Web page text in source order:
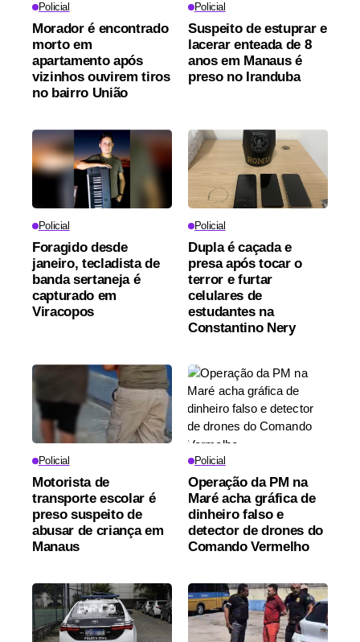
Policial
Morador é encontrado
morto em
apartamento após
vizinhos ouvirem tiros
no bairro União
Policial
Suspeito de estuprar e
lacerar enteada de 8
anos em Manaus é
preso no Iranduba
Policial
Foragido desde
janeiro, tecladista de
banda sertaneja é
capturado em
Viracopos
Policial
Dupla é caçada e
presa após tocar o
terror e furtar
celulares de
estudantes na
Constantino Nery
Policial
Motorista de
transporte escolar é
preso suspeito de
abusar de criança em
Manaus
Policial
Operação da PM na
Maré acha gráfica de
dinheiro falso e
detector de drones do
Comando Vermelho